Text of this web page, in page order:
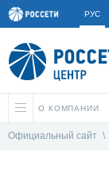
РУС
О КОМПАНИИ
Официальный сайт \